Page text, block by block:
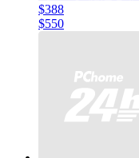
$388
$550